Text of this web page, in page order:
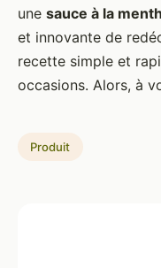
une sauce à la
et innovante de
recette simple et
occasions. Alors, à
Produit